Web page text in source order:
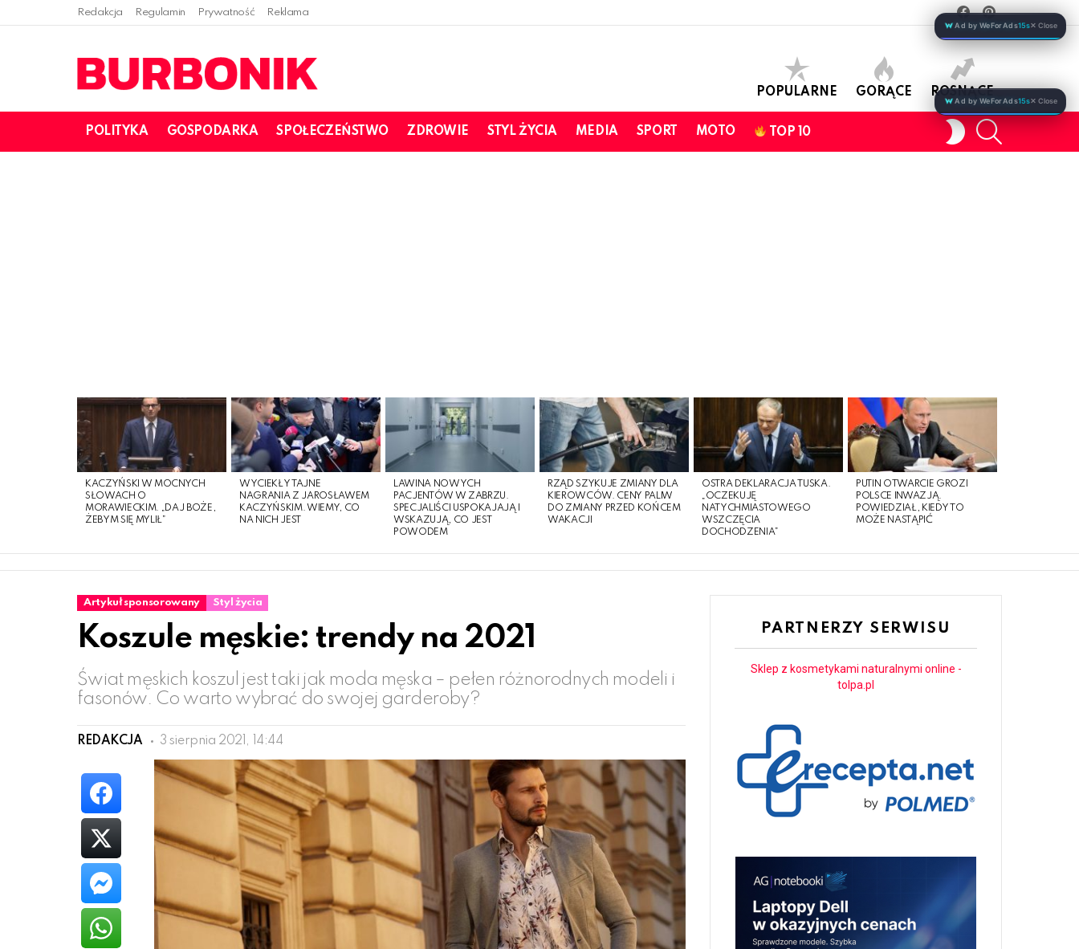
Redakcja Regulamin Prywatność Reklama
facebook
POPULARNE GORĄCE ROSNĄCE
POLITYKA GOSPODARKA SPOŁECZEŃSTWO ZDROWIE STYL ŻYCIA MEDIA SPORT MOTO TOP 10
SWITCH
SKIN
LATEST
KACZYŃSKI W MOCNYCH
SŁOWACH O
MORAWIECKIM. „DAJ BOŻE,
ŻEBYM SIĘ MYLIŁ”
WYCIEKŁY TAJNE
NAGRANIA Z JAROSŁAWEM
KACZYŃSKIM. WIEMY, CO
NA NICH JEST
LAWINA NOWYCH
PACJENTÓW W ZABRZU.
SPECJALIŚCI USPOKAJAJĄ I
WSKAZUJĄ, CO JEST
POWODEM
RZĄD SZYKUJE ZMIANY DLA
KIEROWCÓW. CENY PALIW
DO ZMIANY PRZED KOŃCEM
WAKACJI
OSTRA DEKLARACJA TUSKA.
„OCZEKUJĘ
NATYCHMIASTOWEGO
WSZCZĘCIA
DOCHODZENIA”
PUTIN OTWARCIE GROZI
POLSCE INWAZJĄ.
POWIEDZIAŁ, KIEDY TO
MOŻE NASTĄPIĆ
Artykuł sponsorowany Styl życia
Koszule męskie: trendy na 2021
Świat męskich koszul jest taki jak moda męska – pełen różnorodnych modeli i
fasonów. Co warto wybrać do swojej garderoby?
REDAKCJA 3 sierpnia 2021, 14:44
PARTNERZY SERWISU
Sklep z kosmetykami naturalnymi online -
tolpa.pl
Ad by WeForAds15s✕ Close
Ad by WeForAds15s✕ Close